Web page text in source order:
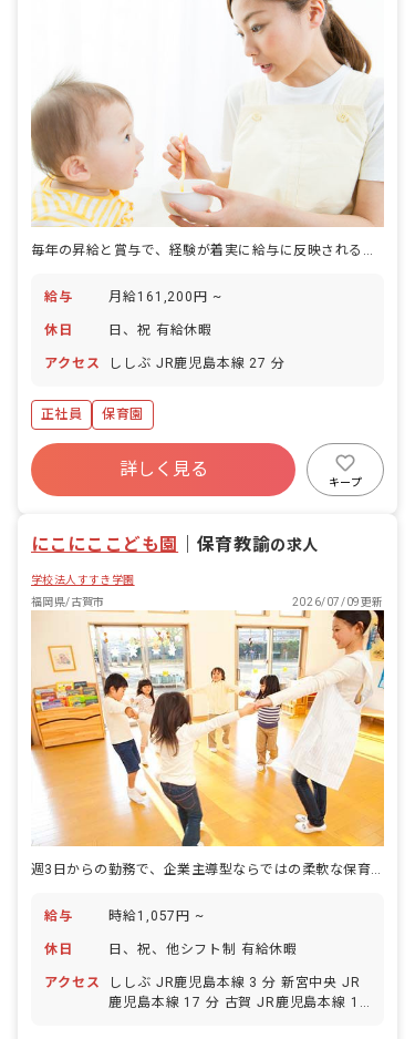
毎年の昇給と賞与で、経験が着実に給与に反映される保育園です。
給与 月給161,200円 ~
休日 日、祝 有給休暇
アクセス ししぶ JR鹿児島本線 27 分
正社員 保育園
詳しく見る
キープ
にこにここども園 保育教諭の求人
学校法人すすき学園
福岡県/古賀市
2026/07/09更新
週3日からの勤務で、企業主導型ならではの柔軟な保育に携わることができます。
給与 時給1,057円 ~
休日 日、祝、他シフト制 有給休暇
アクセス
ししぶ JR鹿児島本線 3 分 新宮中央 JR
鹿児島本線 17 分 古賀 JR鹿児島本線 18